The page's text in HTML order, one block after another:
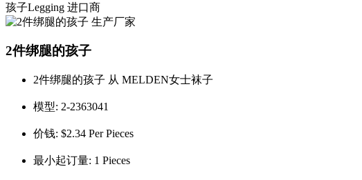
孩子Legging 进口商
2件绑腿的孩子
2件绑腿的孩子 从 MELDEN女士袜子
模型: 2-2363041
价钱: $2.34 Per Pieces
最小起订量: 1 Pieces